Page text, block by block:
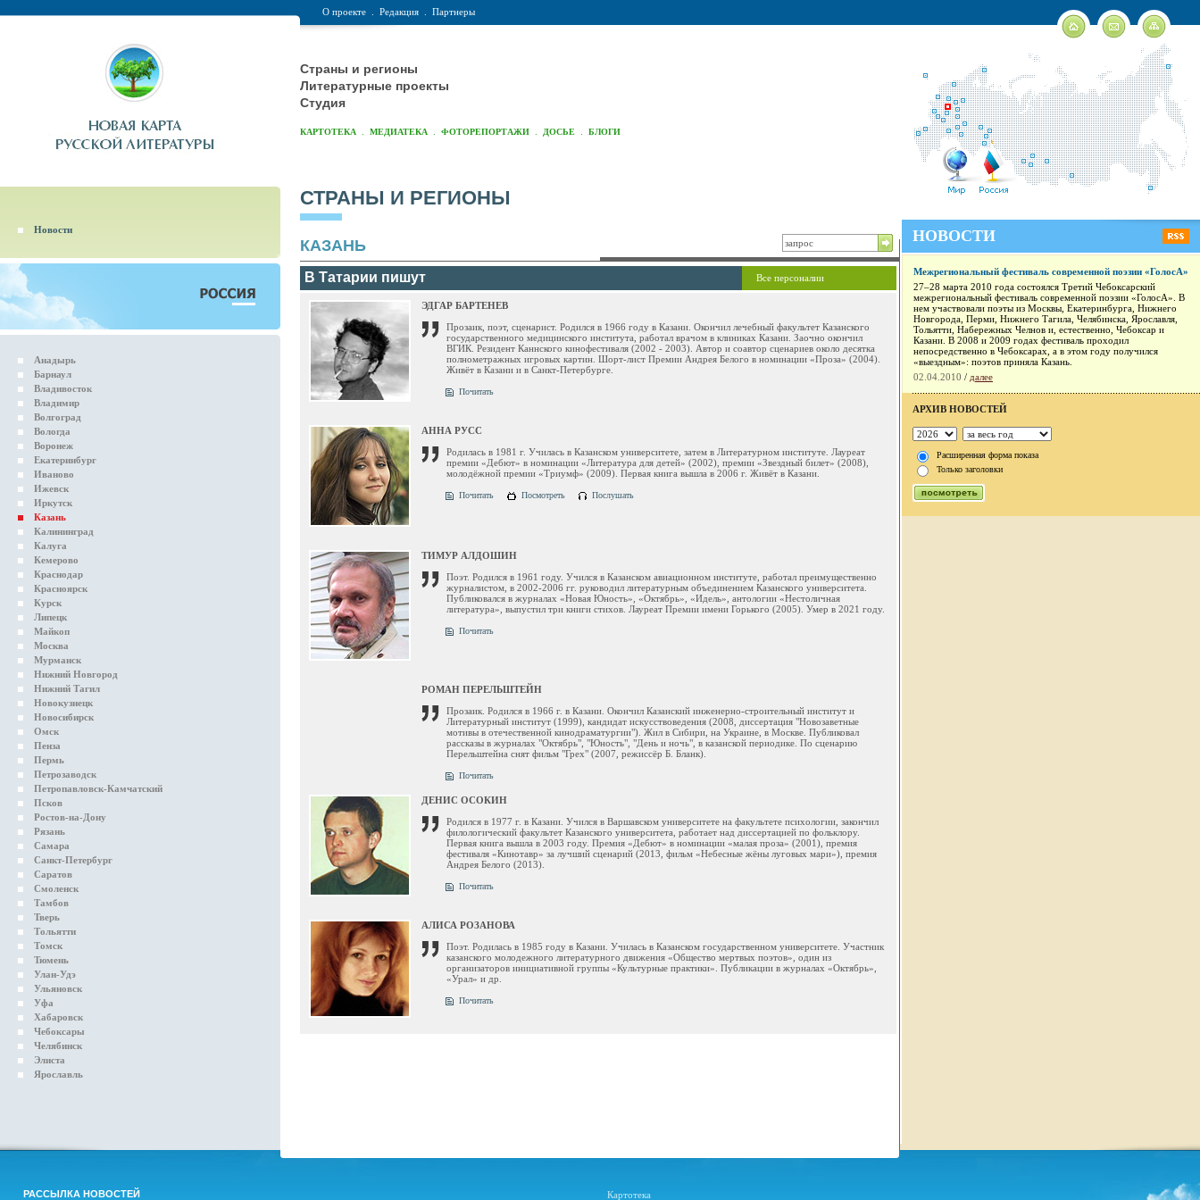
О проекте Редакция Партнеры
Страны и регионы
Литературные проекты
Студия
КАРТОТЕКА МЕДИАТЕКА ФОТОРЕПОРТАЖИ ДОСЬЕ БЛОГИ
Новости
Анадырь
Барнаул
Владивосток
Владимир
Волгоград
Вологда
Воронеж
Екатеринбург
Иваново
Ижевск
Иркутск
Казань
Калининград
Калуга
Кемерово
Краснодар
Красноярск
Курск
Липецк
Майкоп
Москва
Мурманск
Нижний Новгород
Нижний Тагил
Новокузнецк
Новосибирск
Омск
Пенза
Пермь
Петрозаводск
Петропавловск-Камчатский
Псков
Ростов-на-Дону
Рязань
Самара
Санкт-Петербург
Саратов
Смоленск
Тамбов
Тверь
Тольятти
Томск
Тюмень
Улан-Удэ
Ульяновск
Уфа
Хабаровск
Чебоксары
Челябинск
Элиста
Ярославль
СТРАНЫ И РЕГИОНЫ
КАЗАНЬ
В Татарии пишут Все персоналии
ЭДГАР БАРТЕНЕВ
Прозаик, поэт, сценарист. Родился в 1966 году в Казани. Окончил лечебный факультет Казанского
государственного медицинского института, работал врачом в клиниках Казани. Заочно окончил
ВГИК. Резидент Каннского кинофестиваля (2002 - 2003). Автор и соавтор сценариев около десятка
полнометражных игровых картин. Шорт-лист Премии Андрея Белого в номинации «Проза» (2004).
Живёт в Казани и в Санкт-Петербурге.
Почитать
АННА РУСС
Родилась в 1981 г. Училась в Казанском университете, затем в Литературном институте. Лауреат
премии «Дебют» в номинации «Литература для детей» (2002), премии «Звездный билет» (2008),
молодёжной премии «Триумф» (2009). Первая книга вышла в 2006 г. Живёт в Казани.
Почитать Посмотреть Послушать
ТИМУР АЛДОШИН
Поэт. Родился в 1961 году. Учился в Казанском авиационном институте, работал преимущественно
журналистом, в 2002-2006 гг. руководил литературным объединением Казанского университета.
Публиковался в журналах «Новая Юность», «Октябрь», «Идель», антологии «Нестоличная
литература», выпустил три книги стихов. Лауреат Премии имени Горького (2005). Умер в 2021 году.
Почитать
РОМАН ПЕРЕЛЬШТЕЙН
Прозаик. Родился в 1966 г. в Казани. Окончил Казанский инженерно-строительный институт и
Литературный институт (1999), кандидат искусствоведения (2008, диссертация "Новозаветные
мотивы в отечественной кинодраматургии"). Жил в Сибири, на Украине, в Москве. Публиковал
рассказы в журналах "Октябрь", "Юность", "День и ночь", в казанской периодике. По сценарию
Перельштейна снят фильм "Грех" (2007, режиссёр Б. Бланк).
Почитать
ДЕНИС ОСОКИН
Родился в 1977 г. в Казани. Учился в Варшавском университете на факультете психологии, закончил
филологический факультет Казанского университета, работает над диссертацией по фольклору.
Первая книга вышла в 2003 году. Премия «Дебют» в номинации «малая проза» (2001), премия
фестиваля «Кинотавр» за лучший сценарий (2013, фильм «Небесные жёны луговых мари»), премия
Андрея Белого (2013).
Почитать
АЛИСА РОЗАНОВА
Поэт. Родилась в 1985 году в Казани. Училась в Казанском государственном университете. Участник
казанского молодежного литературного движения «Общество мертвых поэтов», один из
организаторов инициативной группы «Культурные практики». Публикации в журналах «Октябрь»,
«Урал» и др.
Почитать
НОВОСТИ
Межрегиональный фестиваль современной поэзии «ГолосА»
27–28 марта 2010 года состоялся Третий Чебоксарский
межрегиональный фестиваль современной поэзии «ГолосА». В
нем участвовали поэты из Москвы, Екатеринбурга, Нижнего
Новгорода, Перми, Нижнего Тагила, Челябинска, Ярославля,
Тольятти, Набережных Челнов и, естественно, Чебоксар и
Казани. В 2008 и 2009 годах фестиваль проходил
непосредственно в Чебоксарах, а в этом году получился
«выездным»: поэтов приняла Казань.
02.04.2010 / далее
АРХИВ НОВОСТЕЙ
Расширенная форма показа
Только заголовки
РАССЫЛКА НОВОСТЕЙ
Картотека